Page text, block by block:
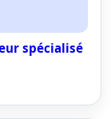
spécialisé